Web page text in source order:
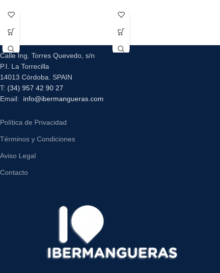
Calle Ing. Torres Quevedo, s/n
P.I. La Torrecilla
14013 Córdoba. SPAIN
T: (34) 957 42 90 27
Email: info@ibermangueras.com
Política de Privacidad
Términos y Condiciones
Aviso Legal
Contacto